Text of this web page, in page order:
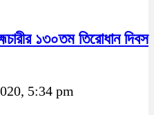
১৩০তম তিরোধান দিবস
5:34 pm